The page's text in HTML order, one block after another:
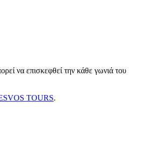
να επισκεφθεί την κάθε γωνιά του
TOURS.